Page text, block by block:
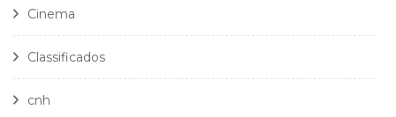
Cinema
Classificados
cnh